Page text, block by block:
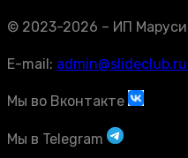
© 2023-2026 – ИП
E-mail: admin@slideclub.ru
Мы во Вконтакте
Мы в Telegram